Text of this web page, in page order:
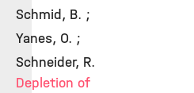
Schmid, B. ;
Yanes, O. ;
Schneider, R.
Depletion of